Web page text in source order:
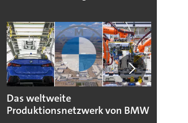
Das weltweite
Produktionsnetzwerk von BMW